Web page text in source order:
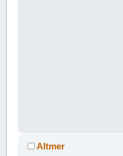
Altmer